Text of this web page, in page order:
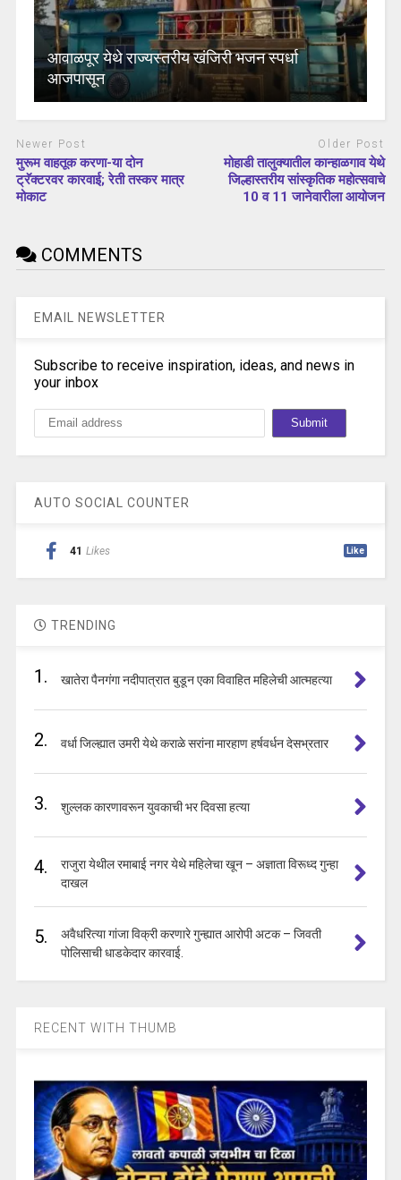
आवाळपूर येथे राज्यस्तरीय खंजिरी भजन स्पर्धा
आजपासून
Newer Post
मुरूम वाहतूक करणा-या दोन
ट्रॅक्टरवर कारवाई; रेती तस्कर मात्र
मोकाट
Older Post
मोहाडी तालुक्यातील कान्हाळगाव येथे
जिल्हास्तरीय सांस्कृतिक महोत्सवाचे
10 व 11 जानेवारीला आयोजन
COMMENTS
EMAIL NEWSLETTER
Subscribe to receive inspiration, ideas, and news in
your inbox
AUTO SOCIAL COUNTER
41 Likes Like
TRENDING
1. खातेरा पैनगंगा नदीपात्रात बुडून एका विवाहित महिलेची आत्महत्या
2. वर्धा जिल्ह्यात उमरी येथे कराळे सरांना मारहाण हर्षवर्धन देसभ्रतार
3. शुल्लक कारणावरून युवकाची भर दिवसा हत्या
4.
राजुरा येथील रमाबाई नगर येथे महिलेचा खून – अज्ञाता विरूध्द गुन्हा
दाखल
5.
अवैधरित्या गांजा विक्री करणारे गुन्ह्यात आरोपी अटक – जिवती
पोलिसाची धाडकेदार कारवाई.
RECENT WITH THUMB